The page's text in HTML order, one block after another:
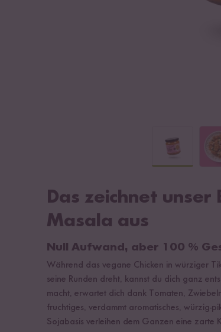
Das zeichnet unser
Masala aus
Null Aufwand, aber 100 %
Während das vegane Chicken in würziger
seine Runden dreht, kannst du dich ganz
macht, erwartet dich dank Tomaten,
fruchtiges, verdammt aromatisches, würzig-
Sojabasis verleihen dem Ganzen eine zarte